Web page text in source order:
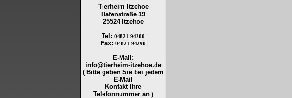
Tierheim Itzehoe
Hafenstraße 19
25524 Itzehoe
Tel : 04821 94200
Fax: 04821 94290
E-Mail:
info@tierheim-itzehoe.de
( Bitte geben Sie bei jedem
E-Mail
Kontakt Ihre
Telefonnummer an )